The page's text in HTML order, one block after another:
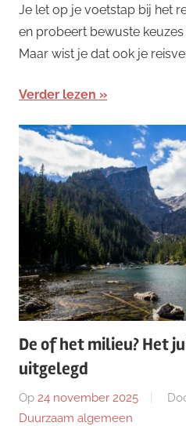
Je let op je voetstap bij het
en probeert bewuste
Maar wist je dat ook je
Verder lezen
De of het milieu? Het
uitgelegd
Op 24 november 2025
Duurzaam algemeen